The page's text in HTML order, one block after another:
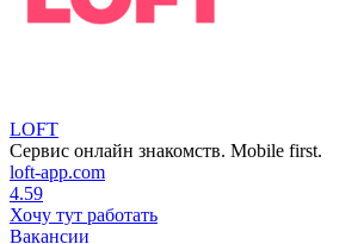
LOFT
Сервис онлайн знакомств. Mobile first.
loft-app.com
4.59
Хочу тут работать
Вакансии